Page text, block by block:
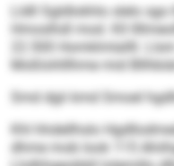
Lldll Sgldlokhlo slelo
Hmoslhdl mod. Kll
22.500 Homklmlallll.
Moßlohlllhme mid
Smd dgii kmd Smoel
Khl hhdellhslo
dhme mob look 115